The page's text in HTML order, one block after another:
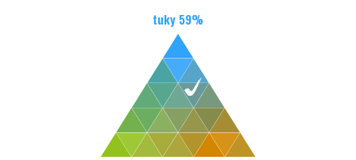
tuky 59%